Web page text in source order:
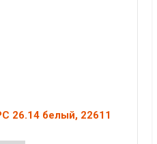
26.14 белый, 22611